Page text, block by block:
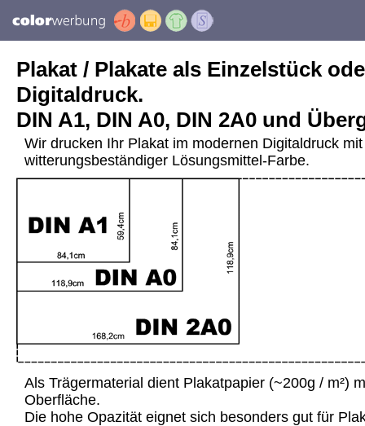
Plakat / Plakate als Einzelstück
Digitaldruck.
DIN A1, DIN A0, DIN 2A0 und
Wir drucken Ihr Plakat im modernen Digitaldruck
witterungsbeständiger Lösungsmittel-Farbe.
Als Trägermaterial dient Plakatpapier (~200g / m²)
Oberfläche.
Die hohe Opazität eignet sich besonders gut für